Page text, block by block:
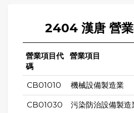
2404 漢唐 營業
營業項目代
碼
營業項目
CB01010 機械設備製造業
CB01030 污染防治設備製造